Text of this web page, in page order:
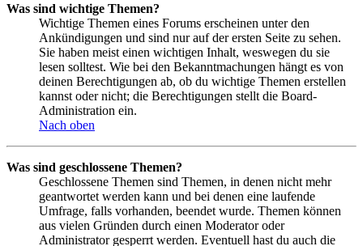
Was sind wichtige Themen?
Wichtige Themen eines Forums erscheinen unter den
Ankündigungen und sind nur auf der ersten Seite zu sehen.
Sie haben meist einen wichtigen Inhalt, weswegen du sie
lesen solltest. Wie bei den Bekanntmachungen hängt es von
deinen Berechtigungen ab, ob du wichtige Themen erstellen
kannst oder nicht; die Berechtigungen stellt die Board-
Administration ein.
Nach oben
Was sind geschlossene Themen?
Geschlossene Themen sind Themen, in denen nicht mehr
geantwortet werden kann und bei denen eine laufende
Umfrage, falls vorhanden, beendet wurde. Themen können
aus vielen Gründen durch einen Moderator oder
Administrator gesperrt werden. Eventuell hast du auch die